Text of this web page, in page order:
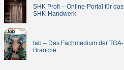
SHK Profi – Online-Portal für das
SHK-Handwerk
tab – Das Fachmedium der TGA-
Branche